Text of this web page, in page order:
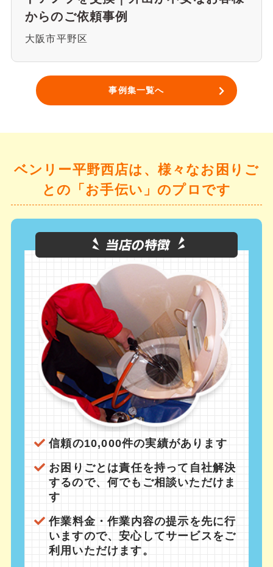
からのご依頼事例
大阪市平野区
事例集一覧へ
ベンリー平野西店は、様々なお困りご
との「お手伝い」のプロです
信頼の10,000件の実績があります
お困りごとは責任を持って自社解決
するので、何でもご相談いただけま
す
作業料金・作業内容の提示を先に行
いますので、安心してサービスをご
利用いただけます。